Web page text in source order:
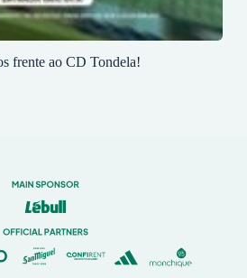
frente ao CD Tondela!